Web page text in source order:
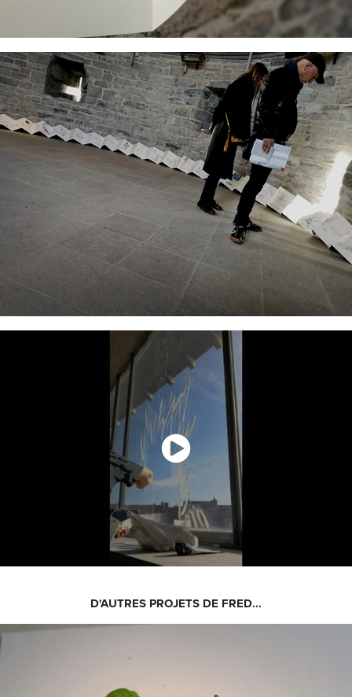
D'AUTRES PROJETS DE FRED...